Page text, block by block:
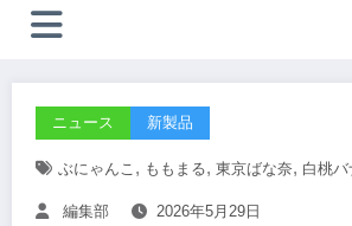
ニュース 新製品
ぶにゃんこ , ももまる, 東京ばな奈, 白桃
編集部 2026年5月29日